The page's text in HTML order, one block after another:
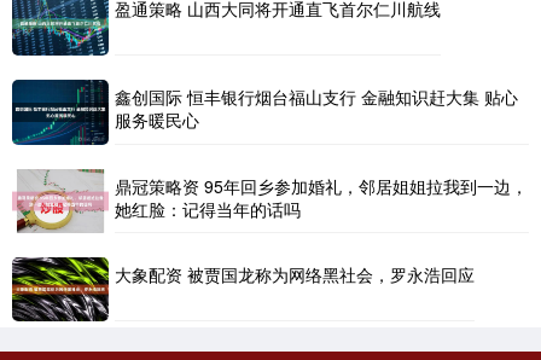
盈通策略 山西大同将开通直飞首尔仁川航线
鑫创国际 恒丰银行烟台福山支行 金融知识赶大集 贴心
服务暖民心
鼎冠策略资 95年回乡参加婚礼，邻居姐姐拉我到一边，
她红脸：记得当年的话吗
大象配资 被贾国龙称为网络黑社会，罗永浩回应